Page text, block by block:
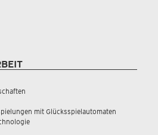
mit Glücksspielautomaten